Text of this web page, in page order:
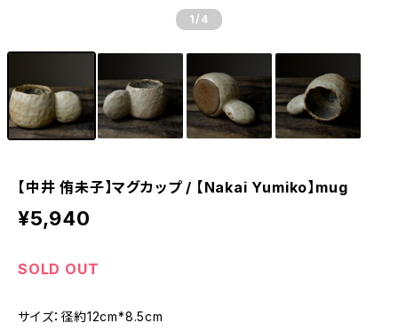
1 /4
【中井 侑未子】マグカップ / 【Nakai Yumiko】mug
¥5,940
SOLD OUT
サイズ：径約12cm*8.5cm